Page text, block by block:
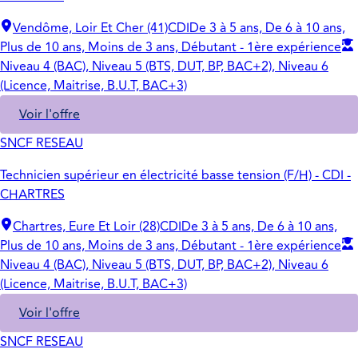
Vendôme, Loir Et Cher (41)CDIDe 3 à 5 ans, De 6 à 10 ans,
Plus de 10 ans, Moins de 3 ans, Débutant - 1ère expérience
Niveau 4 (BAC), Niveau 5 (BTS, DUT, BP, BAC+2), Niveau 6
(Licence, Maitrise, B.U.T, BAC+3)
Voir l'offre
SNCF RESEAU
Technicien supérieur en électricité basse tension (F/H) - CDI -
CHARTRES
Chartres, Eure Et Loir (28)CDIDe 3 à 5 ans, De 6 à 10 ans,
Plus de 10 ans, Moins de 3 ans, Débutant - 1ère expérience
Niveau 4 (BAC), Niveau 5 (BTS, DUT, BP, BAC+2), Niveau 6
(Licence, Maitrise, B.U.T, BAC+3)
Voir l'offre
SNCF RESEAU